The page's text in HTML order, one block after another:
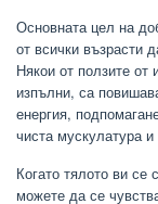
Основната цел на
от всички възрасти
Някои от ползите от
изпълни, са
енергия,
чиста мускулатура
Когато тялото ви се
можете да се